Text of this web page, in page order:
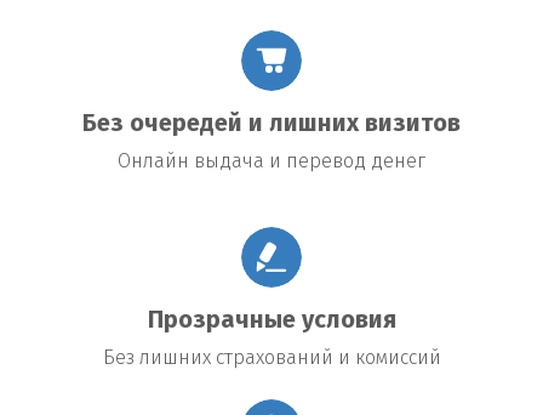
Без очередей и лишних визитов
Онлайн выдача и перевод денег
Прозрачные условия
Без лишних страхований и комиссий